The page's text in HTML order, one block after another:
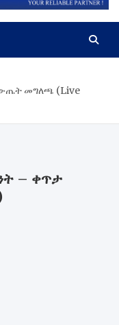
መግለጫ (Live
– ቀጥታ